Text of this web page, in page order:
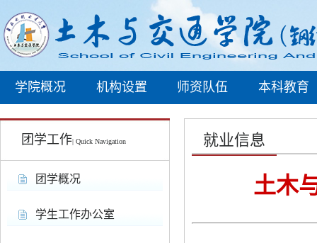
学院概况 机构设置 师资队伍 本科教育
团学工作| Quick Navigation
团学概况
学生工作办公室
就业信息
土木